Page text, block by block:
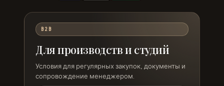
B2B
Для производств и студий
Условия для регулярных закупок, документы и
сопровождение менеджером.